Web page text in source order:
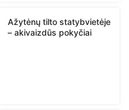
Ažytėnų tilto statybvietėje
– akivaizdūs pokyčiai